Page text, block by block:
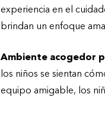
experiencia en el
brindan un enfoque
Ambiente acogedor
los niños se sientan
equipo amigable, los